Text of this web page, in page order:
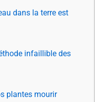
dans la terre est
infaillible des
plantes mourir